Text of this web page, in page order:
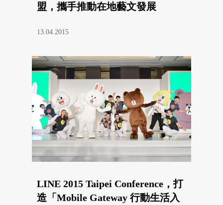
盟，攜手推動在地藝文發展
13.04.2015
LINE 2015 Taipei Conference，打
造「Mobile Gateway 行動生活入